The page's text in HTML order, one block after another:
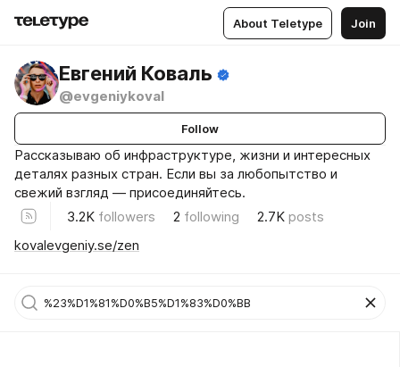
About Teletype Join
Евгений Коваль
@evgeniykoval
Follow
Рассказываю об инфраструктуре, жизни и интересных
деталях разных стран. Если вы за любопытство и
свежий взгляд — присоединяйтесь.
3.2K followers 2 following 2.7K posts
kovalevgeniy.se/zen